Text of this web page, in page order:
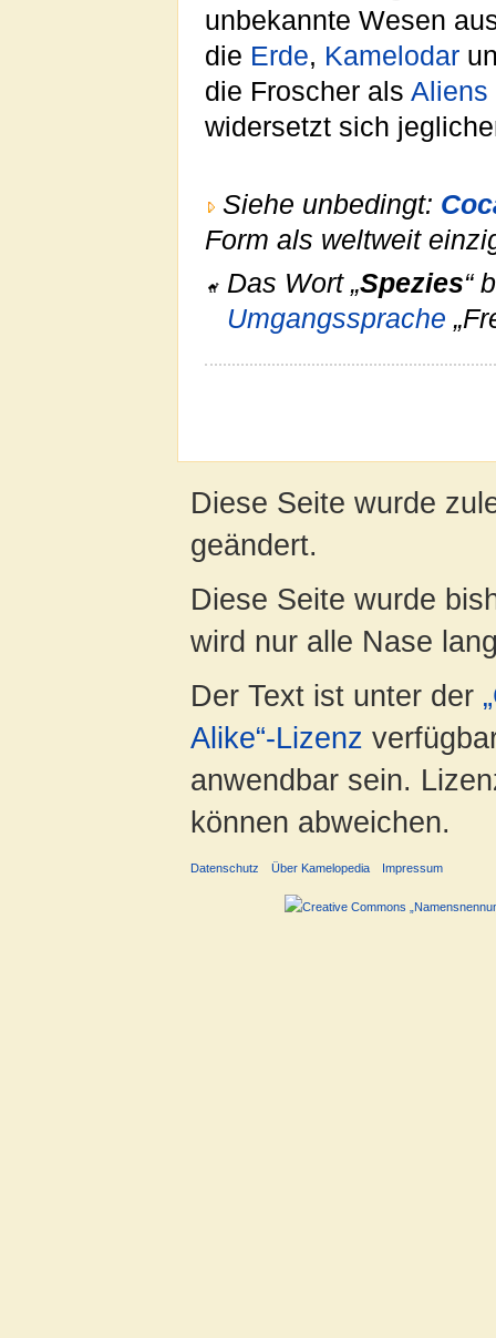
unbekannte Wesen
die Erde, Kamelodar
die Froscher als Aliens
widersetzt sich
Siehe unbedingt:
Form als weltweit
Das Wort „Spezies“
Umgangssprache
Diese Seite wurde
geändert.
Diese Seite wurde
wird nur alle Nase
Der Text ist unter der
Alike“-Lizenz
anwendbar sein.
können abweichen.
Datenschutz Über Kamelopedia Impressum